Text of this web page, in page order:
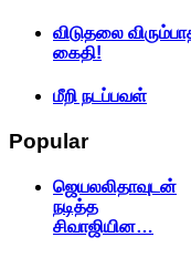
விடுதலை
கைதி!
மீறி நடப்பவள்
Popular
ஜெயலலிதாவுடன்
நடித்த
சிவாஜியின…